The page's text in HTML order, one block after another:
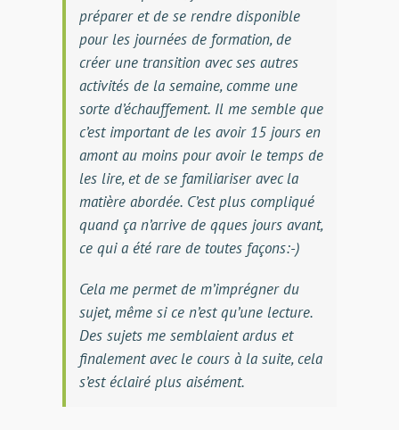
préparer et de se rendre disponible
pour les journées de formation, de
créer une transition avec ses autres
activités de la semaine, comme une
sorte d’échauffement. Il me semble que
c’est important de les avoir 15 jours en
amont au moins pour avoir le temps de
les lire, et de se familiariser avec la
matière abordée. C’est plus compliqué
quand ça n’arrive de qques jours avant,
ce qui a été rare de toutes façons:-)
Cela me permet de m’imprégner du
sujet, même si ce n’est qu’une lecture.
Des sujets me semblaient ardus et
finalement avec le cours à la suite, cela
s’est éclairé plus aisément.